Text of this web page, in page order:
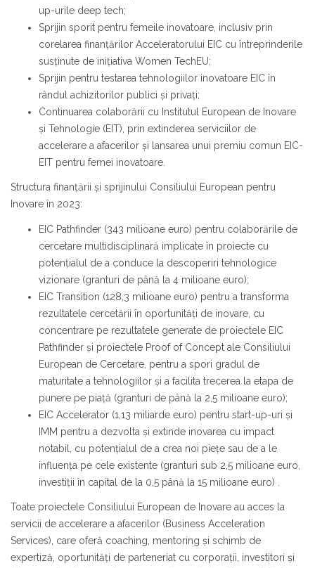
up-urile deep tech;
Sprijin sporit pentru femeile inovatoare, inclusiv prin
corelarea finanțărilor Acceleratorului EIC cu întreprinderile
susținute de inițiativa Women TechEU;
Sprijin pentru testarea tehnologiilor inovatoare EIC în
rândul achizitorilor publici și privați;
Continuarea colaborării cu Institutul European de Inovare
și Tehnologie (EIT), prin extinderea serviciilor de
accelerare a afacerilor și lansarea unui premiu comun EIC-
EIT pentru femei inovatoare.
Structura finanțării și sprijinului Consiliului European pentru
Inovare în 2023:
EIC Pathfinder (343 milioane euro) pentru colaborările de
cercetare multidisciplinară implicate în proiecte cu
potențialul de a conduce la descoperiri tehnologice
vizionare (granturi de până la 4 milioane euro);
EIC Transition (128,3 milioane euro) pentru a transforma
rezultatele cercetării în oportunități de inovare, cu
concentrare pe rezultatele generate de proiectele EIC
Pathfinder și proiectele Proof of Concept ale Consiliului
European de Cercetare, pentru a spori gradul de
maturitate a tehnologiilor și a facilita trecerea la etapa de
punere pe piață (granturi de până la 2,5 milioane euro);
EIC Accelerator (1,13 miliarde euro) pentru start-up-uri și
IMM pentru a dezvolta și extinde inovarea cu impact
notabil, cu potențialul de a crea noi piețe sau de a le
influența pe cele existente (granturi sub 2,5 milioane euro,
investiții în capital de la 0,5 până la 15 milioane euro) .
Toate proiectele Consiliului European de Inovare au acces la
servicii de accelerare a afacerilor (Business Acceleration
Services), care oferă coaching, mentoring și schimb de
expertiză, oportunități de parteneriat cu corporații, investitori și